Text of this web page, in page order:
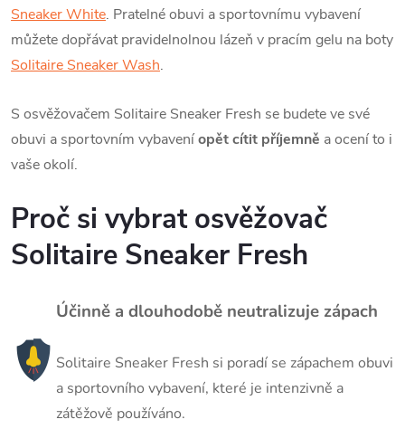
Sneaker White. Pratelné obuvi a sportovnímu vybavení
můžete dopřávat pravidelnolnou lázeň v pracím gelu na boty
Solitaire Sneaker Wash.
S osvěžovačem Solitaire Sneaker Fresh se budete ve své
obuvi a sportovním vybaveníopět cítit příjemně a ocení to i
vaše okolí.
Proč si vybrat osvěžovač
Solitaire Sneaker Fresh
Účinně a dlouhodobě neutralizuje zápach
Solitaire Sneaker Fresh si poradí se zápachem obuvi
a sportovního vybavení, které je intenzivně a
zátěžově používáno.